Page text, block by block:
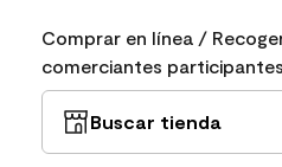
Comprar en línea /
comerciantes participantes
Buscar tienda